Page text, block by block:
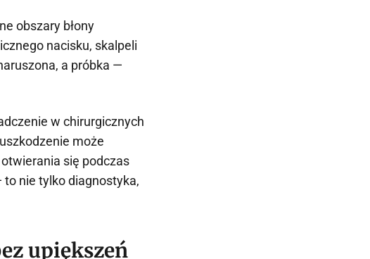
obszary błony
nacisku, skalpeli
a próbka —
w chirurgicznych
może
się podczas
to nie tylko diagnostyka,
upiększeń